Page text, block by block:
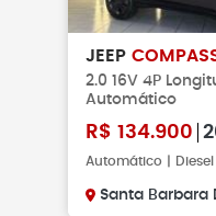
JEEP
2.0 16V 4P
Automático
R$ 134.900
Automático |
Santa Barbara